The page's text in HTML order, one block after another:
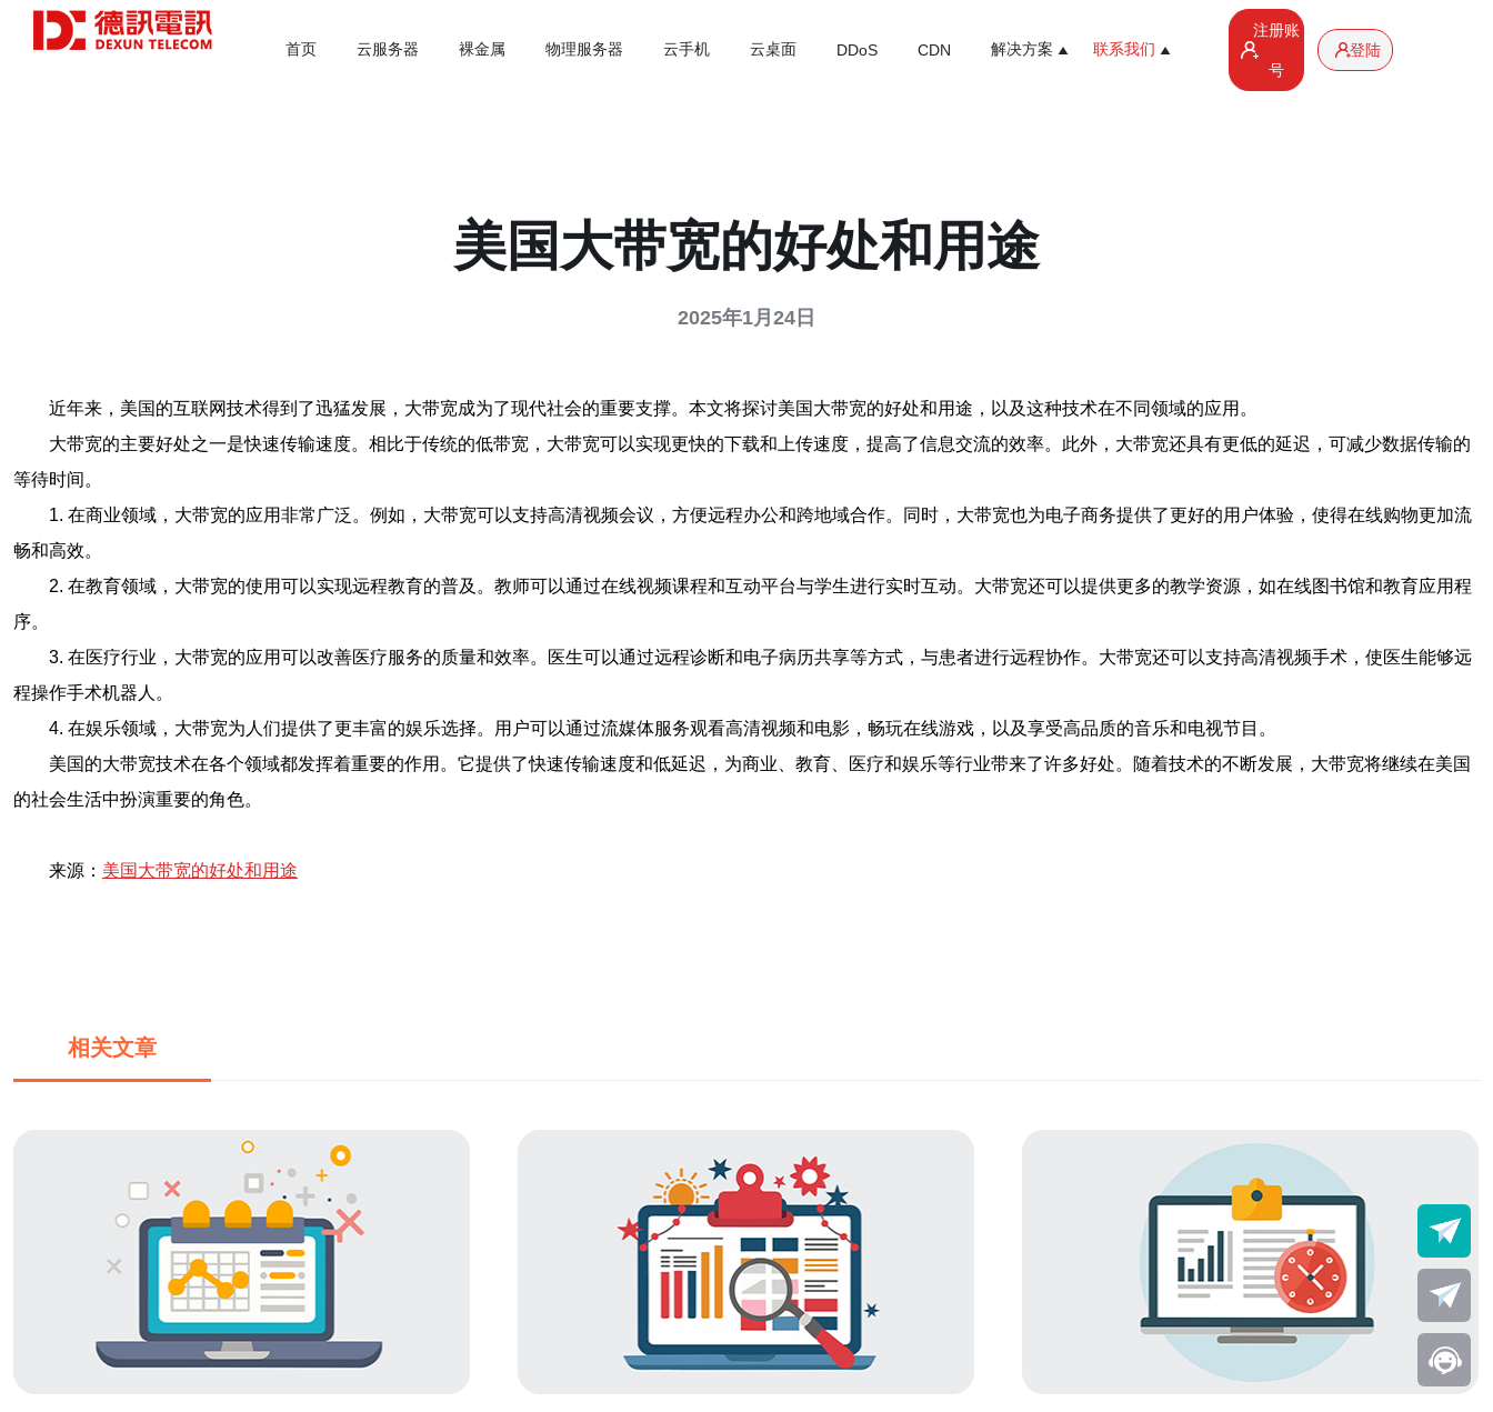
首页 云服务器 裸金属 物理服务器 云手机 云桌面 DDoS CDN 解决方案 联系我们
注册账
号
登陆
美国大带宽的好处和用途
2025年1月24日
近年来，美国的互联网技术得到了迅猛发展，大带宽成为了现代社会的重要支撑。本文将探讨美国大带宽的好处和用途，以及这种技术在不同领域的应用。
大带宽的主要好处之一是快速传输速度。相比于传统的低带宽，大带宽可以实现更快的下载和上传速度，提高了信息交流的效率。此外，大带宽还具有更低的延迟，可减少数据传输的
等待时间。
1. 在商业领域，大带宽的应用非常广泛。例如，大带宽可以支持高清视频会议，方便远程办公和跨地域合作。同时，大带宽也为电子商务提供了更好的用户体验，使得在线购物更加流
畅和高效。
2. 在教育领域，大带宽的使用可以实现远程教育的普及。教师可以通过在线视频课程和互动平台与学生进行实时互动。大带宽还可以提供更多的教学资源，如在线图书馆和教育应用程
序。
3. 在医疗行业，大带宽的应用可以改善医疗服务的质量和效率。医生可以通过远程诊断和电子病历共享等方式，与患者进行远程协作。大带宽还可以支持高清视频手术，使医生能够远
程操作手术机器人。
4. 在娱乐领域，大带宽为人们提供了更丰富的娱乐选择。用户可以通过流媒体服务观看高清视频和电影，畅玩在线游戏，以及享受高品质的音乐和电视节目。
美国的大带宽技术在各个领域都发挥着重要的作用。它提供了快速传输速度和低延迟，为商业、教育、医疗和娱乐等行业带来了许多好处。随着技术的不断发展，大带宽将继续在美国
的社会生活中扮演重要的角色。
来源： 美国大带宽的好处和用途
相关文章